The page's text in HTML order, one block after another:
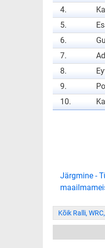
4.
5.
6.
7.
8.
9.
10.
Järgmine -
Kõik Ralli,